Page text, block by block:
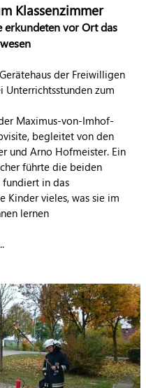
Klassenzimmer
erkundeten vor Ort das
der Freiwilligen
Unterrichtsstunden zum
Maximus-von-Imhof-
begleitet von den
und Arno Hofmeister. Ein
führte die beiden
fundiert in das
Kinder vieles, was sie im
lernen